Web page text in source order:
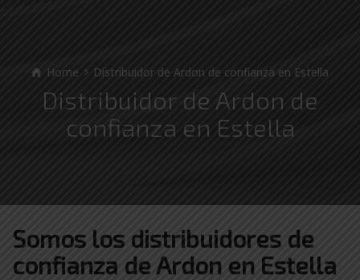
Home Distribuidor de Ardon de confianza en Estella
Distribuidor de Ardon de
confianza en Estella
Somos los distribuidores de
confianza de Ardon en Estella